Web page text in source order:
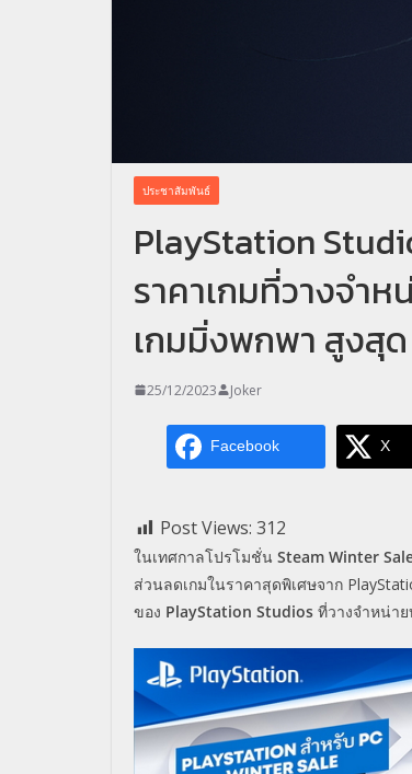
ประชาสัมพันธ์
PlayStation
ราคาเกมที่วางจำ
เกมมิ่งพกพา สูงสุด
25/12/2023 Joker
Facebook X
Post Views: 312
ในเทศกาลโปรโมชั่น Steam Winter
ส่วนลดเกมในราคาสุดพิเศษจาก
ของ PlayStation Studios ที่วางจำหน่า